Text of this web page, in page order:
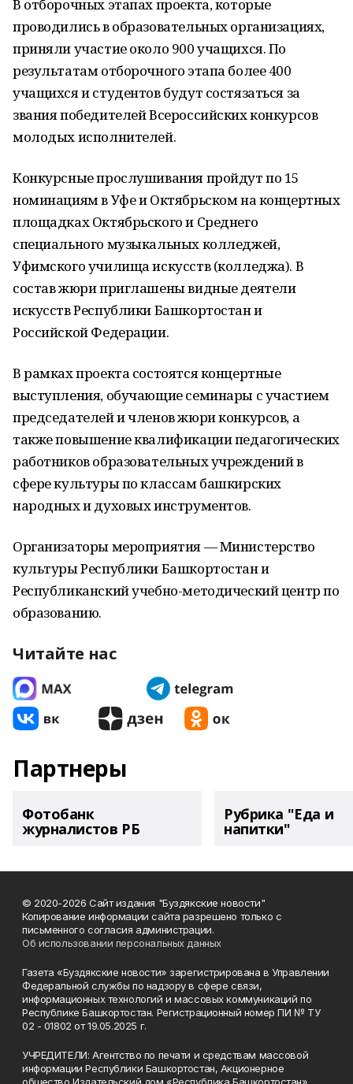
В отборочных этапах проекта, которые
проводились в образовательных организациях,
приняли участие около 900 учащихся. По
результатам отборочного этапа более 400
учащихся и студентов будут состязаться за
звания победителей Всероссийских конкурсов
молодых исполнителей.
Конкурсные прослушивания пройдут по 15
номинациям в Уфе и Октябрьском на концертных
площадках Октябрьского и Среднего
специального музыкальных колледжей,
Уфимского училища искусств (колледжа). В
состав жюри приглашены видные деятели
искусств Республики Башкортостан и
Российской Федерации.
В рамках проекта состоятся концертные
выступления, обучающие семинары с участием
председателей и членов жюри конкурсов, а
также повышение квалификации педагогических
работников образовательных учреждений в
сфере культуры по классам башкирских
народных и духовых инструментов.
Организаторы мероприятия — Министерство
культуры Республики Башкортостан и
Республиканский учебно-методический центр по
образованию.
Читайте нас
Партнеры
Фотобанк
журналистов РБ
Рубрика "Еда и
напитки"
© 2020-2026 Сайт издания "Буздякские новости"
Копирование информации сайта разрешено только с
письменного согласия администрации.
Об использовании персональных данных
Газета «Буздякские новости» зарегистрирована в Управлении
Федеральной службы по надзору в сфере связи,
информационных технологий и массовых коммуникаций по
Республике Башкортостан. Регистрационный номер ПИ № ТУ
02 - 01802 от 19.05.2025 г.
УЧРЕДИТЕЛИ: Агентство по печати и средствам массовой
информации Республики Башкортостан, Акционерное